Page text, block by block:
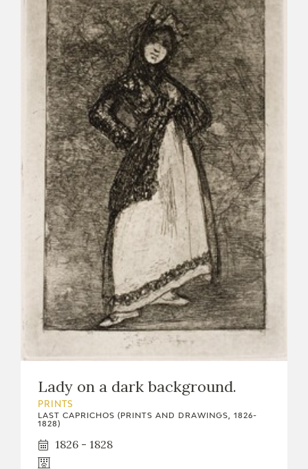
Lady on a dark background.
PRINTS
LAST CAPRICHOS (PRINTS AND DRAWINGS, 1826-
1828)
1826 - 1828